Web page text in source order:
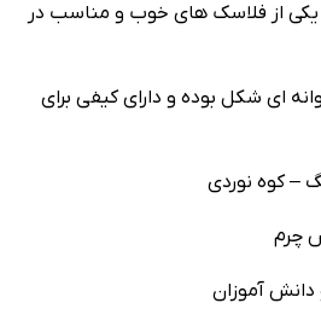
یکی از فلاسک های خوب و مناسب در
ای شکل بوده و دارای کیفی برای
– کوه نوردی
چرم
آموزان